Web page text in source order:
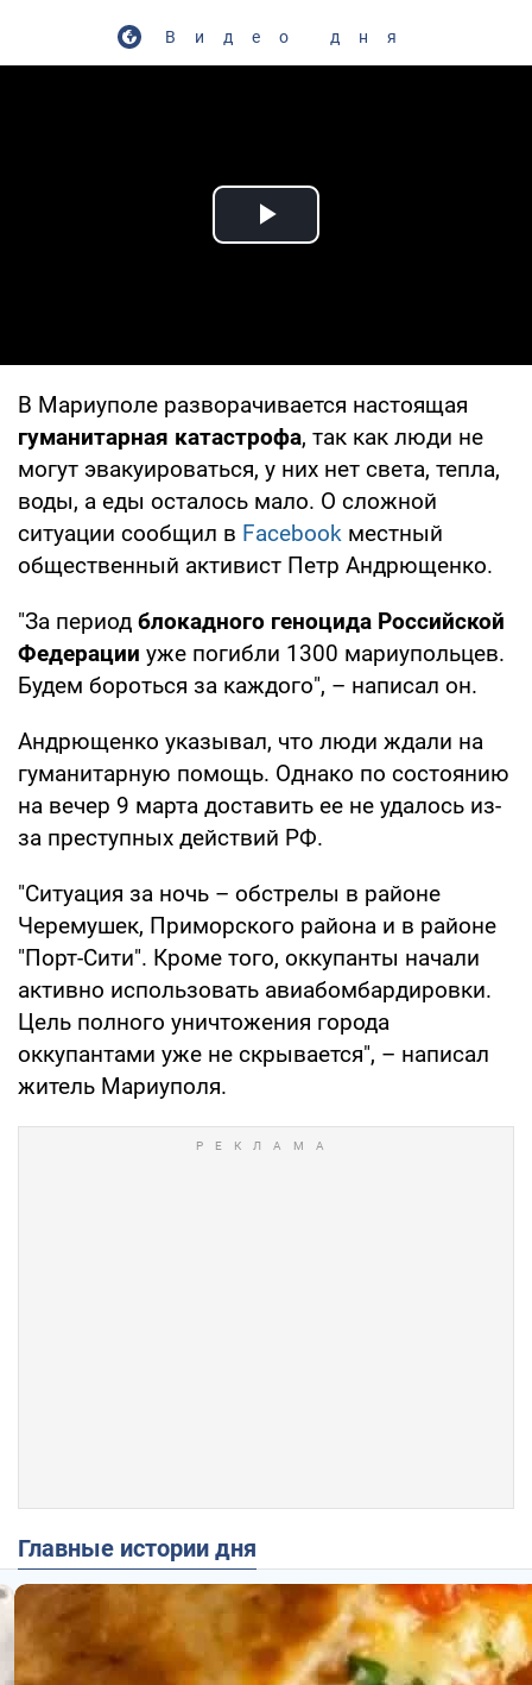
Видео дня
Play Video
В Мариуполе разворачивается настоящая
гуманитарная катастрофа, так как люди не
могут эвакуироваться, у них нет света, тепла,
воды, а еды осталось мало. О сложной
ситуации сообщил в Facebook местный
общественный активист Петр Андрющенко.
"За период блокадного геноцида Российской
Федерации уже погибли 1300 мариупольцев.
Будем бороться за каждого", – написал он.
Андрющенко указывал, что люди ждали на
гуманитарную помощь. Однако по состоянию
на вечер 9 марта доставить ее не удалось из-
за преступных действий РФ.
"Ситуация за ночь – обстрелы в районе
Черемушек, Приморского района и в районе
"Порт-Сити". Кроме того, оккупанты начали
активно использовать авиабомбардировки.
Цель полного уничтожения города
оккупантами уже не скрывается", – написал
житель Мариуполя.
Главные истории дня